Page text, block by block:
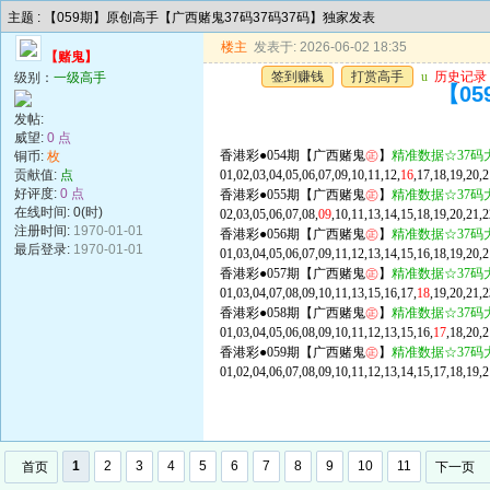
主题 : 【059期】原创高手【广西赌鬼37码37码37码】独家发表
【赌鬼】
级别： 一级高手
发帖:
威望: 0 点
铜币: 枚
贡献值: 点
好评度: 0 点
在线时间: 0(时)
注册时间: 1970-01-01
最后登录: 1970-01-01
楼主 发表于: 2026-06-02 18:35
签到赚钱
打赏高手 u 历史记录
【
香港彩●054期【广西赌鬼㊣】 精准数据☆37码
01,02,03,04,05,06,07,09,10,11,12,16
香港彩●055期【广西赌鬼㊣】 精准数据☆37码
02,03,05,06,07,08,09
香港彩●056期【广西赌鬼㊣】 精准数据☆37码
香港彩●057期【广西赌鬼㊣】 精准数据☆37码
01,03,04,07,08,09,10,11,13,15,16,17,18
香港彩●058期【广西赌鬼㊣】 精准数据☆37码
01,03,04,05,06,08,09,10,11,12,13,15,16,17
香港彩●059期【广西赌鬼㊣】 精准数据☆37码
首页 1 2 3 4 5 6 7 8 9 10 11 下一页